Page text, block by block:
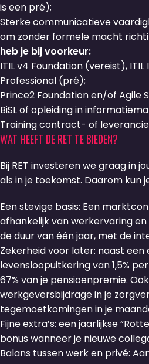
is een pré);
Sterke communicatieve
om zonder formele macht
heb je bij voorkeur:
ITIL v4 Foundation (vereist),
Professional (pré);
Prince2 Foundation en/of Agile
BiSL of opleiding in
Training contract- of
WAT HEEFT DE RET TE BIEDEN?
Bij RET investeren we graag in
als in je toekomst. Daarom kun
Een stevige basis: Een
afhankelijk van werkervaring
de duur van één jaar, met de
Zekerheid voor later: naast een
levensloopuitkering van 1,5%
67% van je pensioenpremie.
werkgeversbijdrage in je
tegemoetkomingen in je
Fijne extra’s: een jaarlijkse
bonus wanneer je nieuwe
Balans tussen werk en privé: